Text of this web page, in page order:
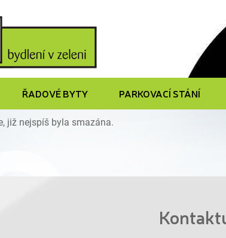
ŘADOVÉ BYTY PARKOVACÍ STÁNÍ
již nejspíš byla smazána.